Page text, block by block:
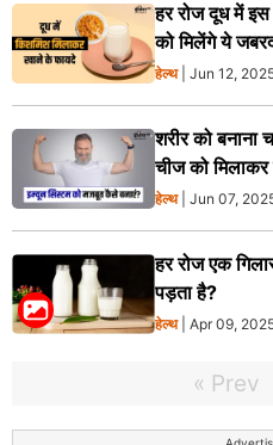
हर रोज दूध में
को मिलेंगे ये
हेल्थ| Jun 12,
शरीर को बनाना
चीज को मिलाकर
हेल्थ| Jun 07,
हर रोज एक
पड़ता है?
हेल्थ| Apr 09,
« Prev